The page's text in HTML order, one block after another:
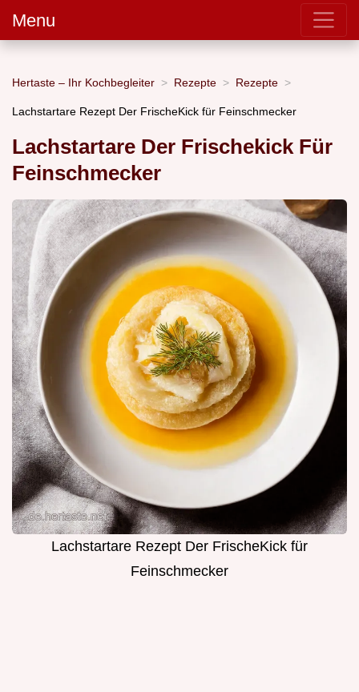
Menu
Hertaste – Ihr Kochbegleiter Rezepte Rezepte
Lachstartare Rezept Der FrischeKick für Feinschmecker
Lachstartare Der Frischekick Für
Feinschmecker
Lachstartare Rezept Der FrischeKick für
Feinschmecker